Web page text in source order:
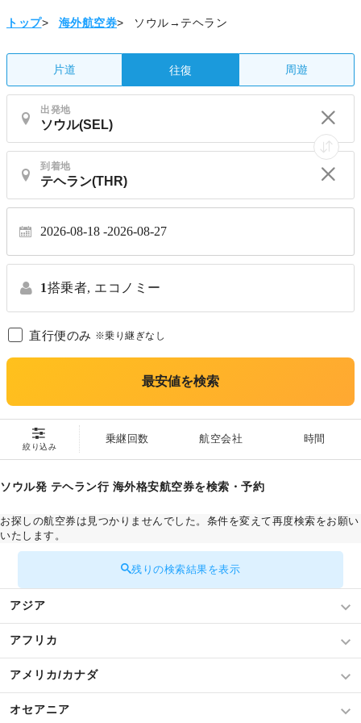
トップ> 海外航空券> ソウル→テヘラン
片道 往復 周遊
出発地
到着地
2026-08-18 2026-08-27
1搭乗者, エコノミー
直行便のみ ※乗り継ぎなし
最安値を検索
絞り込み
乗継回数 航空会社 時間
ソウル発 テヘラン行 海外格安航空券を検索・予約
お探しの航空券は見つかりませんでした。条件を変えて再度検索をお願い
いたします。
残りの検索結果を表示
アジア
アフリカ
アメリカ/カナダ
オセアニア